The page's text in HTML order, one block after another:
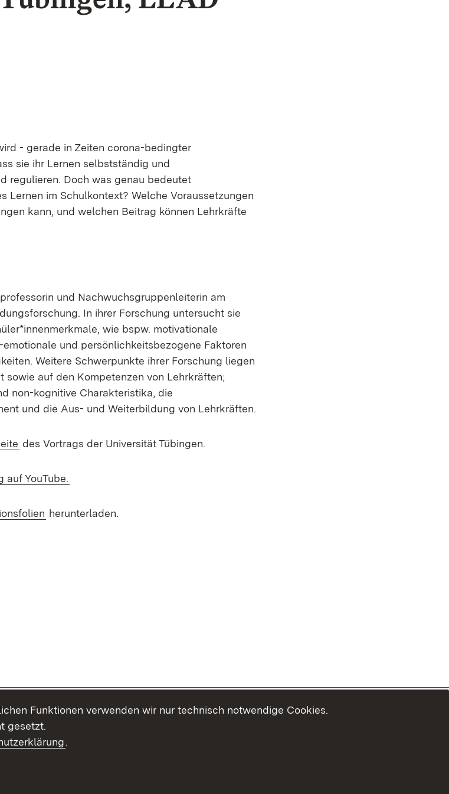
- gerade in Zeiten corona-bedingter
sie ihr Lernen selbstständig und
regulieren. Doch was genau bedeutet
Lernen im Schulkontext? Welche Voraussetzungen
kann, und welchen Beitrag können Lehrkräfte
und Nachwuchsgruppenleiterin am
In ihrer Forschung untersucht sie
wie bspw. motivationale
und persönlichkeitsbezogene Faktoren
Weitere Schwerpunkte ihrer Forschung liegen
sowie auf den Kompetenzen von Lehrkräften;
non-kognitive Charakteristika, die
und die Aus- und Weiterbildung von Lehrkräften.
(Öffnet in neuem Fenster)
des Vortrags der Universität Tübingen.
auf YouTube.
(Öffnet in neuem Fenster)
herunterladen.
Funktionen verwenden wir nur technisch notwendige Cookies.
gesetzt.
.